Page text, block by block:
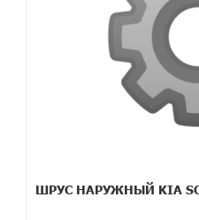
ШРУС НАРУЖНЫЙ KIA